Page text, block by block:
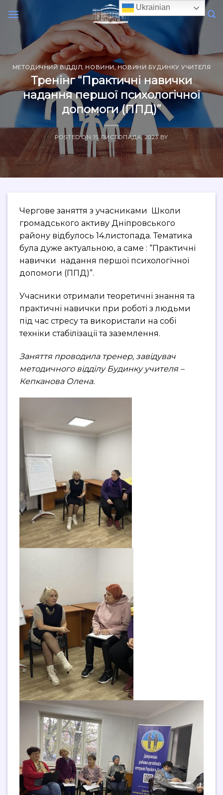
МЕТОДИЧНИЙ ВІДДІЛ, НОВИНИ,НОВИНИ БУДИНКУ УЧИТЕЛЯ
Тренінг “Практичні навички
надання першої психологічної
допомоги (ППД)”
POSTED ON 15 ЛИСТОПАДА, 2023BY
Чергове заняття з учасниками Школи
громадського активу Дніпровського
району відбулось 14.листопада. Тематика
була дуже актуальною, а саме : “Практичні
навички надання першої психологічної
допомоги (ППД)”.
Учасники отримали теоретичні знання та
практичні навички при роботі з людьми
під час стресу та використали на собі
техніки стабілізації та заземлення.
Заняття проводила тренер, завідувач
методичного відділу Будинку учителя –
Кепканова Олена.
Ukrainian